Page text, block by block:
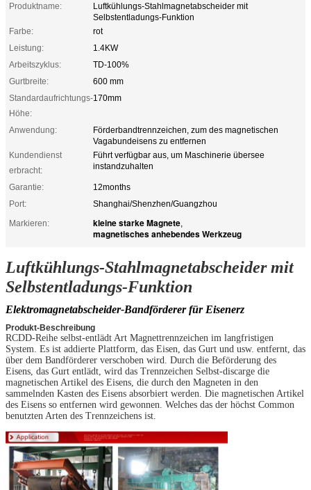
Produktname:
Luftkühlungs-Stahlmagnetabscheider mit
Selbstentladungs-Funktion
Farbe:
rot
Leistung:
1.4KW
Arbeitszyklus:
TD-100%
Gurtbreite:
600 mm
Standardaufrichtungs-
Höhe:
170mm
Anwendung:
Förderbandtrennzeichen, zum des magnetischen
Vagabundeisens zu entfernen
Kundendienst
erbracht:
Führt verfügbar aus, um Maschinerie übersee
instandzuhalten
Garantie:
12months
Port:
Shanghai/Shenzhen/Guangzhou
Markieren:
kleine starke Magnete,
magnetisches anhebendes Werkzeug
Luftkühlungs-Stahlmagnetabscheider mit
Selbstentladungs-Funktion
Elektromagnetabscheider-Bandförderer für Eisenerz
Produkt-Beschreibung
RCDD-Reihe selbst-entlädt Art Magnettrennzeichen im langfristigen
System. Es ist addierte Plattform, das Eisen, das Gurt und usw. entfernt, das
über dem Bandförderer verschoben wird. Durch die Beförderung des
Eisens, das Gurt entlädt, wird das Trennzeichen Selbst-discarge die
magnetischen Artikel des Eisens, die durch den Magneten in den
sammelnden Kasten des Eisens absorbiert werden. Die magnetischen Artikel
des Eisens so entfernen wird gewonnen. Welches das der höchst Common
benutzten Arten des Trennzeichens ist.